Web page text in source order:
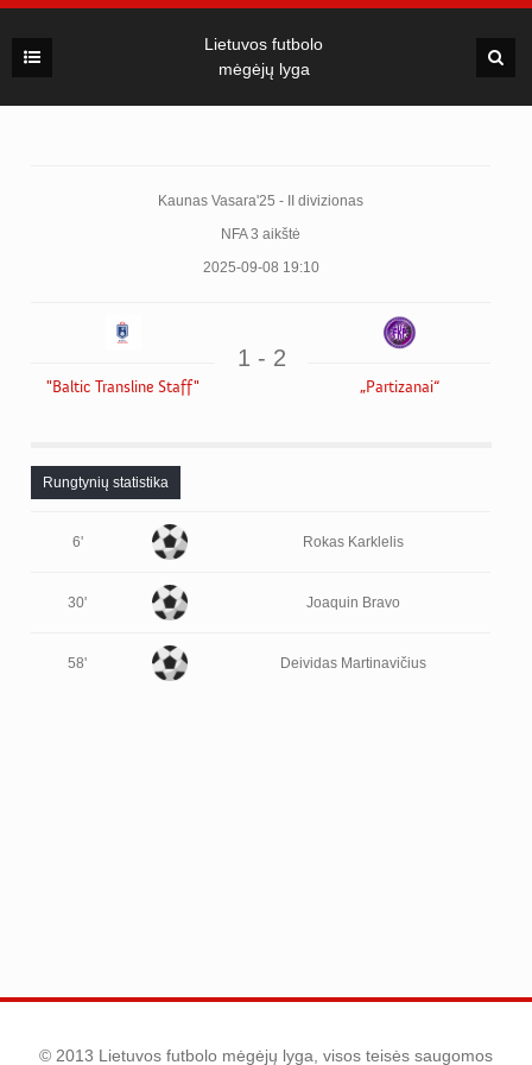
Lietuvos futbolo
mėgėjų lyga
Kaunas Vasara'25 - II divizionas
NFA 3 aikštė
2025-09-08 19:10
1 - 2
"Baltic Transline Staff" „Partizanai“
Rungtynių statistika
6' Rokas Karklelis
30' Joaquin Bravo
58' Deividas Martinavičius
© 2013 Lietuvos futbolo mėgėjų lyga, visos teisės saugomos